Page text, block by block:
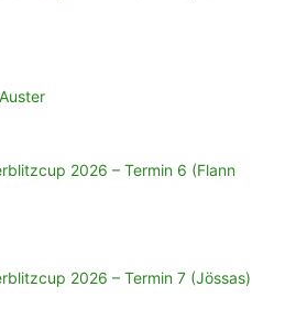
2026 – Termin 6 (Flann
2026 – Termin 7 (Jössas)